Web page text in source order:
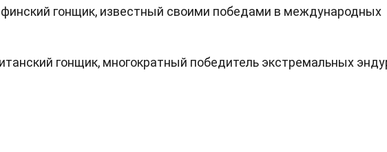
гонщик, известный своими победами в международных
гонщик, многократный победитель экстремальных